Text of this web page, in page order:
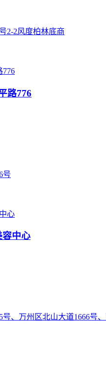
2-2风度柏林底商
路776
号
容中心
号、万州区北山大道1666号